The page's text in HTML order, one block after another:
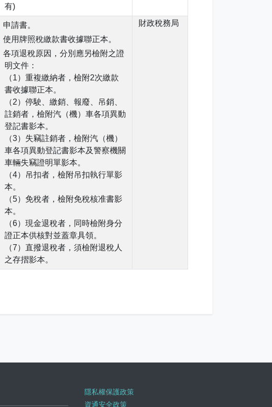
有)
申請書。
使用牌照稅繳款書收據聯正本。
各項退稅原因，分別應另檢附之證
明文件：
（1）重複繳納者，檢附2次繳款
書收據聯正本。
（2）停駛、繳銷、報廢、吊銷、
註銷者，檢附汽（機）車各項異動
登記書影本。
（3）失竊註銷者，檢附汽（機）
車各項異動登記書影本及警察機關
車輛失竊證明單影本。
（4）吊扣者，檢附吊扣執行單影
本。
（5）免稅者，檢附免稅核准書影
本。
（6）現金退稅者，同時檢附身分
證正本供核對並蓋章具領。
（7）直撥退稅者，須檢附退稅人
之存摺影本。
財政稅務局
隱私權保護政策
資通安全政策